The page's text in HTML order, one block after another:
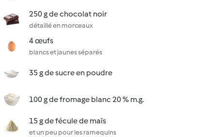
250 g de chocolat noir
détaillé en morceaux
4 œufs
blancs et jaunes séparés
35 g de sucre en poudre
100 g de fromage blanc 20 % m.g.
15 g de fécule de maïs
et un peu pour les ramequins